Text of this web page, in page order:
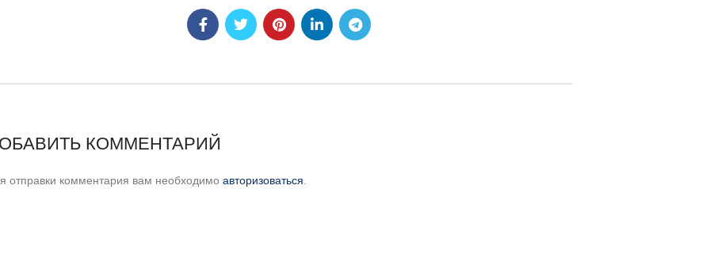
КОММЕНТАРИЙ
отправки комментария вам необходимо авторизоваться